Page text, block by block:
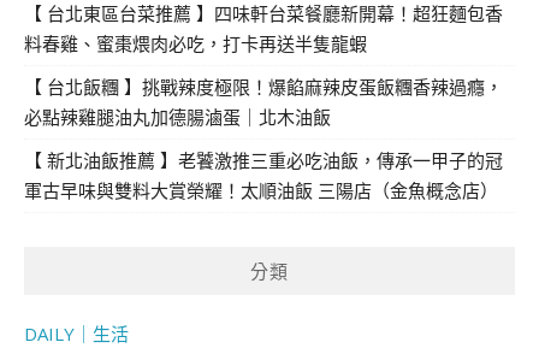
【 台北東區台菜推薦 】四味軒台菜餐廳新開幕！超狂麵包香
料春雞、蜜棗煨肉必吃，打卡再送半隻龍蝦
【 台北飯糰 】挑戰辣度極限！爆餡麻辣皮蛋飯糰香辣過癮，
必點辣雞腿油丸加德腸滷蛋｜北木油飯
【 新北油飯推薦 】老饕激推三重必吃油飯，傳承一甲子的冠
軍古早味與雙料大賞榮耀！太順油飯 三陽店（金魚概念店）
分類
DAILY｜生活